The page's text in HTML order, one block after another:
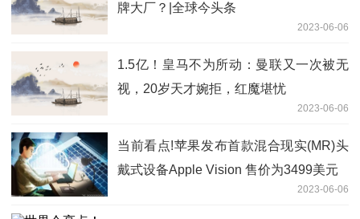
牌大厂？|全球今头条
2023-06-06
1.5亿！皇马不为所动：曼联又一次被无
视，20岁天才婉拒，红魔堪忧
2023-06-06
当前看点!​苹果发布首款混合现实(MR)头
戴式设备Apple Vision 售价为3499美元
2023-06-06